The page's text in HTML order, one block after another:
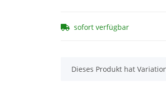
sofort verfügbar
x
Dieses Produkt hat